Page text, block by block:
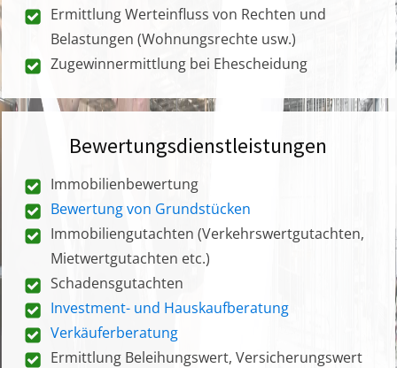
Ermittlung Werteinfluss von Rechten und
Belastungen (Wohnungsrechte usw.)
Zugewinnermittlung bei Ehescheidung
Bewertungsdienstleistungen
Immobilienbewertung
Bewertung von Grundstücken
Immobiliengutachten (Verkehrswertgutachten,
Mietwertgutachten etc.)
Schadensgutachten
Investment- und Hauskaufberatung
Verkäuferberatung
Ermittlung Beleihungswert, Versicherungswert